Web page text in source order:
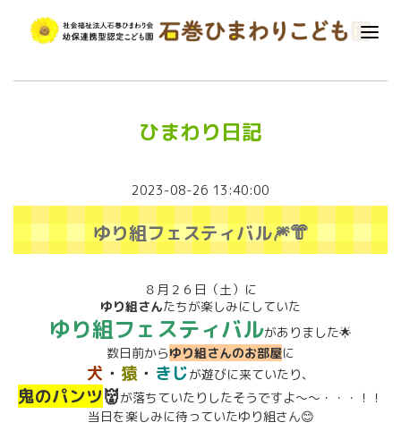
ひまわり日記
2023-08-26 13:40:00
ゆり組フェスティバル🎆👘
８月２６日（土）に
ゆり組さんたちが楽しみにしていた
ゆり組フェスティバルがありました🌟
数日前からゆり組さんのお部屋に
犬 ・ 猿 ・ きじが遊びに来ていたり、
鬼のパンツ👹が落ちていたりしたそうですよ～～・・・！！
当日を楽しみに待っていたゆり組さん😊